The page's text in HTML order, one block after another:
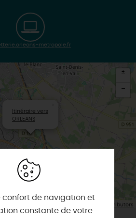
metropole.fr
Itinéraire vers
ORLEANS
+
-
OpenStreetMap contributors
confort de navigation et
constante de votre